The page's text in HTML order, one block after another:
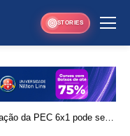
STORIES
da PEC 6x1 pode ser